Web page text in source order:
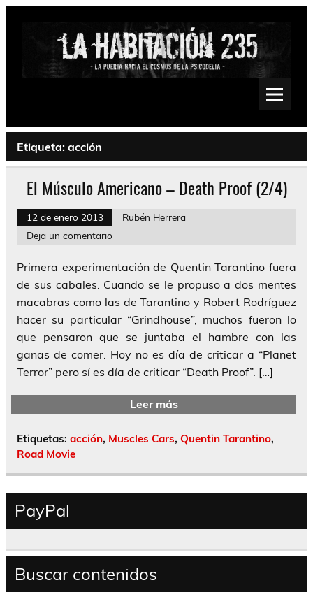
Saltar
Psychedelic, Stoner, Doom, Sludge, Fuzz, Space, Drone
Etiqueta: acción
El Músculo Americano – Death Proof (2/4)
12 de enero 2013
Rubén Herrera
Deja un comentario
Primera experimentación de Quentin Tarantino fuera
de sus cabales. Cuando se le propuso a dos mentes
macabras como las de Tarantino y Robert Rodríguez
hacer su particular “Grindhouse”, muchos fueron lo
que pensaron que se juntaba el hambre con las
ganas de comer. Hoy no es día de criticar a “Planet
Terror” pero sí es día de criticar “Death Proof”. […]
Leer más
Etiquetas: acción, Muscles Cars, Quentin Tarantino,
Road Movie
PayPal
Buscar contenidos